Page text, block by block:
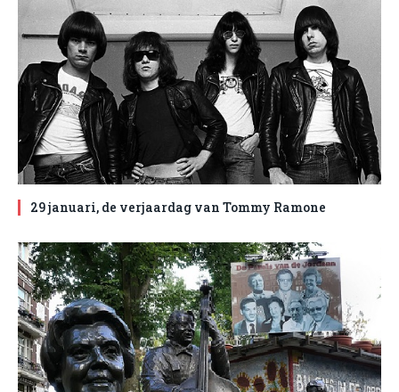
29 januari, de verjaardag van Tommy Ramone